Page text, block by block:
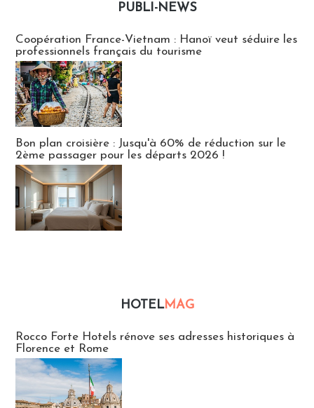
PUBLI-NEWS
Coopération France-Vietnam : Hanoï veut séduire les
professionnels français du tourisme
Bon plan croisière : Jusqu'à 60% de réduction sur le
2ème passager pour les départs 2026 !
HOTELMAG
Rocco Forte Hotels rénove ses adresses historiques à
Florence et Rome